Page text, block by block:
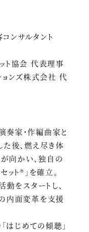
ンサルタント
ト協会 代表理事
ョンズ株式会社 代
奏家・作編曲家と
後、燃え尽き体
向かい、独自の
ット®」を確立。
をスタートし、
内面変革を支援
はじめての傾聴」